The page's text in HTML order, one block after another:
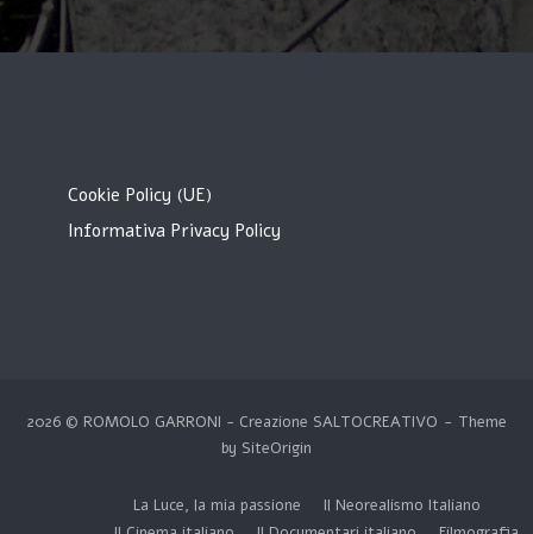
Cookie Policy (UE)
Informativa Privacy Policy
2026 © ROMOLO GARRONI - Creazione SALTOCREATIVO
Theme
by SiteOrigin
La Luce, la mia passione
Il Neorealismo Italiano